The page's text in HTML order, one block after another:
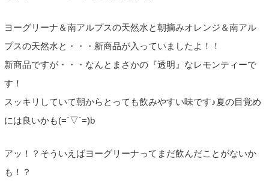
ヨーグリーナ＆南アルプスの天然水と朝摘みオレンジ＆南アル
プスの天然水と・・・新商品が入っていましたよ！！
新商品ですが・・・なんとまさかの『透明』なレモンティーで
す！
スッキリしていて朝からとっても飲みやすい味です♪夏の目覚め
には良いかも(=´▽`=)b
アッ！？そういえばヨーグリーナってまだ飲んだことがないか
も！？